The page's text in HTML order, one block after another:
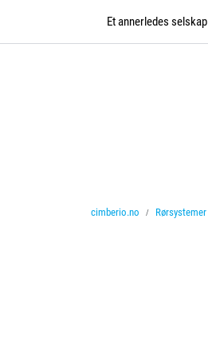
Et annerledes selskap
cimberio.no Rørsystemer